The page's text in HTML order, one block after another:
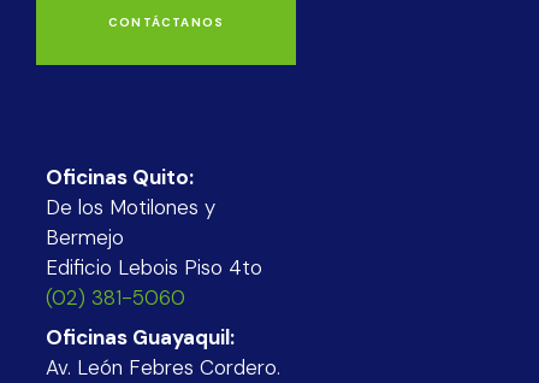
CONTÁCTANOS
Oficinas Quito:
De los Motilones y
Bermejo
Edificio Lebois Piso 4to
(02) 381-5060
Oficinas Guayaquil:
Av. León Febres Cordero.